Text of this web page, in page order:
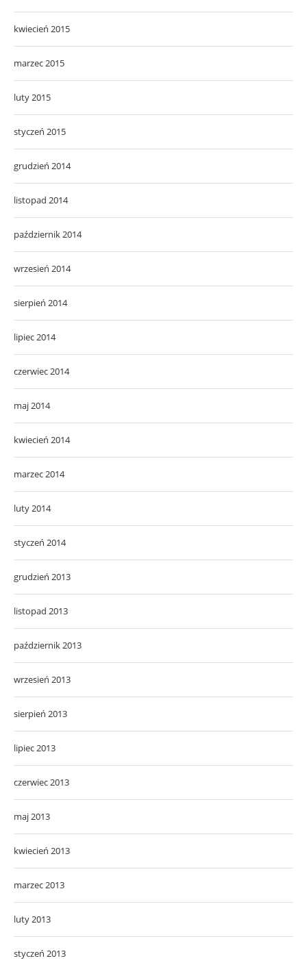
kwiecień 2015
marzec 2015
luty 2015
styczeń 2015
grudzień 2014
listopad 2014
październik 2014
wrzesień 2014
sierpień 2014
lipiec 2014
czerwiec 2014
maj 2014
kwiecień 2014
marzec 2014
luty 2014
styczeń 2014
grudzień 2013
listopad 2013
październik 2013
wrzesień 2013
sierpień 2013
lipiec 2013
czerwiec 2013
maj 2013
kwiecień 2013
marzec 2013
luty 2013
styczeń 2013